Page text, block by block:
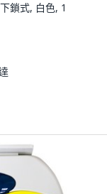
鎖式, 白色, 1